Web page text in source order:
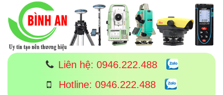
Liên hệ: 0946.222.488
Hotline: 0946.222.488